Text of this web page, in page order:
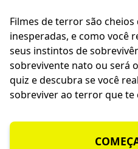
Filmes de terror são
inesperadas, e como você
seus instintos de
sobrevivente nato ou será
quiz e descubra se você
sobreviver ao terror que te